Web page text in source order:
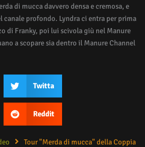
di mucca davvero densa e cremosa, e
canale profondo. Lyndra ci entra per prima
di Franky, poi lui scivola giù nel Manure
a scopare sia dentro il Manure Channel
Twitta
Reddit
Tour "Merda di mucca" della Coppia